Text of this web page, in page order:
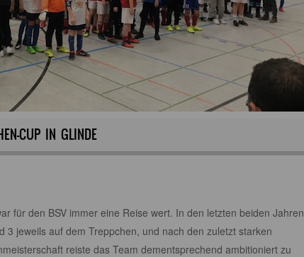
CUP IN GLINDE
für den BSV immer eine Reise wert. In den letzten beiden Jahren
3 jeweils auf dem Treppchen, und nach den zuletzt starken
reiste das Team dementsprechend ambitioniert zu